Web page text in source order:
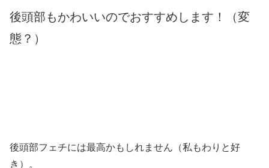
後頭部もかわいいのでおすすめします！（変
態？）
後頭部フェチには最高かもしれません（私もわりと好
き）。